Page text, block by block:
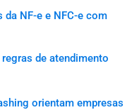
NF-e e NFC-e com
de atendimento
orientam empresas